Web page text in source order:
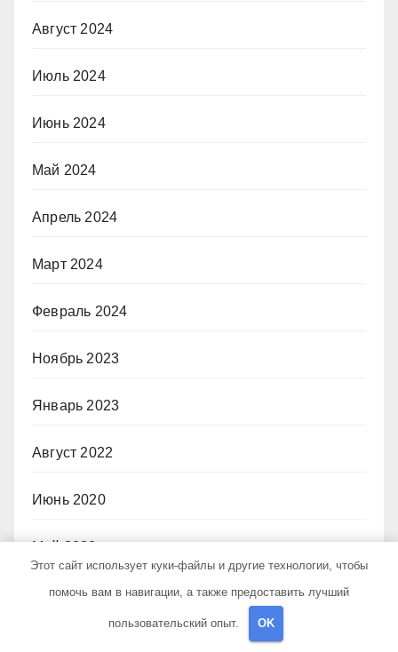
Август 2024
Июль 2024
Июнь 2024
Май 2024
Апрель 2024
Март 2024
Февраль 2024
Ноябрь 2023
Январь 2023
Август 2022
Июнь 2020
Май 2020
Июль 2019
Этот сайт использует куки-файлы и другие технологии, чтобы
помочь вам в навигации, а также предоставить лучший
пользовательский опыт. OK